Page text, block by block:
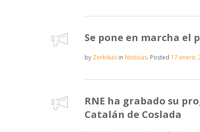
Se pone en marcha el
by Zerbikas in Noticias. Posted 17 enero,
RNE ha grabado su
Catalán de Coslada